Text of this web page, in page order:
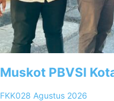
Muskot PBVSI
FKK028 Agustus 2026